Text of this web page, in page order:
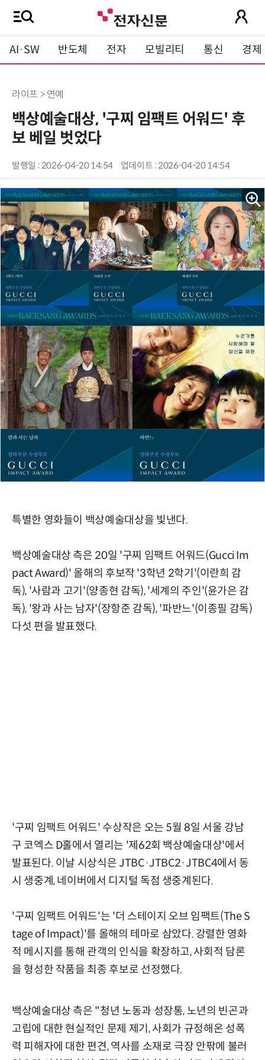
AI·SW 반도체 전자 모빌리티 통신 경제
라이프 > 연예
백상예술대상, '구찌 임팩트 어워드' 후
보 베일 벗었다
발행일 : 2026-04-20 14:54 업데이트 : 2026-04-20 14:54
특별한 영화들이 백상예술대상을 빛낸다.
백상예술대상 측은 20일 '구찌 임팩트 어워드(Gucci Im
pact Award)' 올해의 후보작 '3학년 2학기'(이란희 감
독), '사람과 고기'(양종현 감독), '세계의 주인'(윤가은 감
독), '왕과 사는 남자'(장항준 감독), '파반느'(이종필 감독)
다섯 편을 발표했다.
'구찌 임팩트 어워드' 수상작은 오는 5월 8일 서울 강남
구 코엑스 D홀에서 열리는 '제62회 백상예술대상'에서
발표된다. 이날 시상식은 JTBC·JTBC2·JTBC4에서 동
시 생중계, 네이버에서 디지털 독점 생중계된다.
'구찌 임팩트 어워드'는 '더 스테이지 오브 임팩트(The S
tage of Impact)'를 올해의 테마로 삼았다. 강렬한 영화
적 메시지를 통해 관객의 인식을 확장하고, 사회적 담론
을 형성한 작품을 최종 후보로 선정했다.
백상예술대상 측은 "청년 노동과 성장통, 노년의 빈곤과
고립에 대한 현실적인 문제 제기, 사회가 규정해온 성폭
력 피해자에 대한 편견, 역사를 소재로 극장 안팎에 불러